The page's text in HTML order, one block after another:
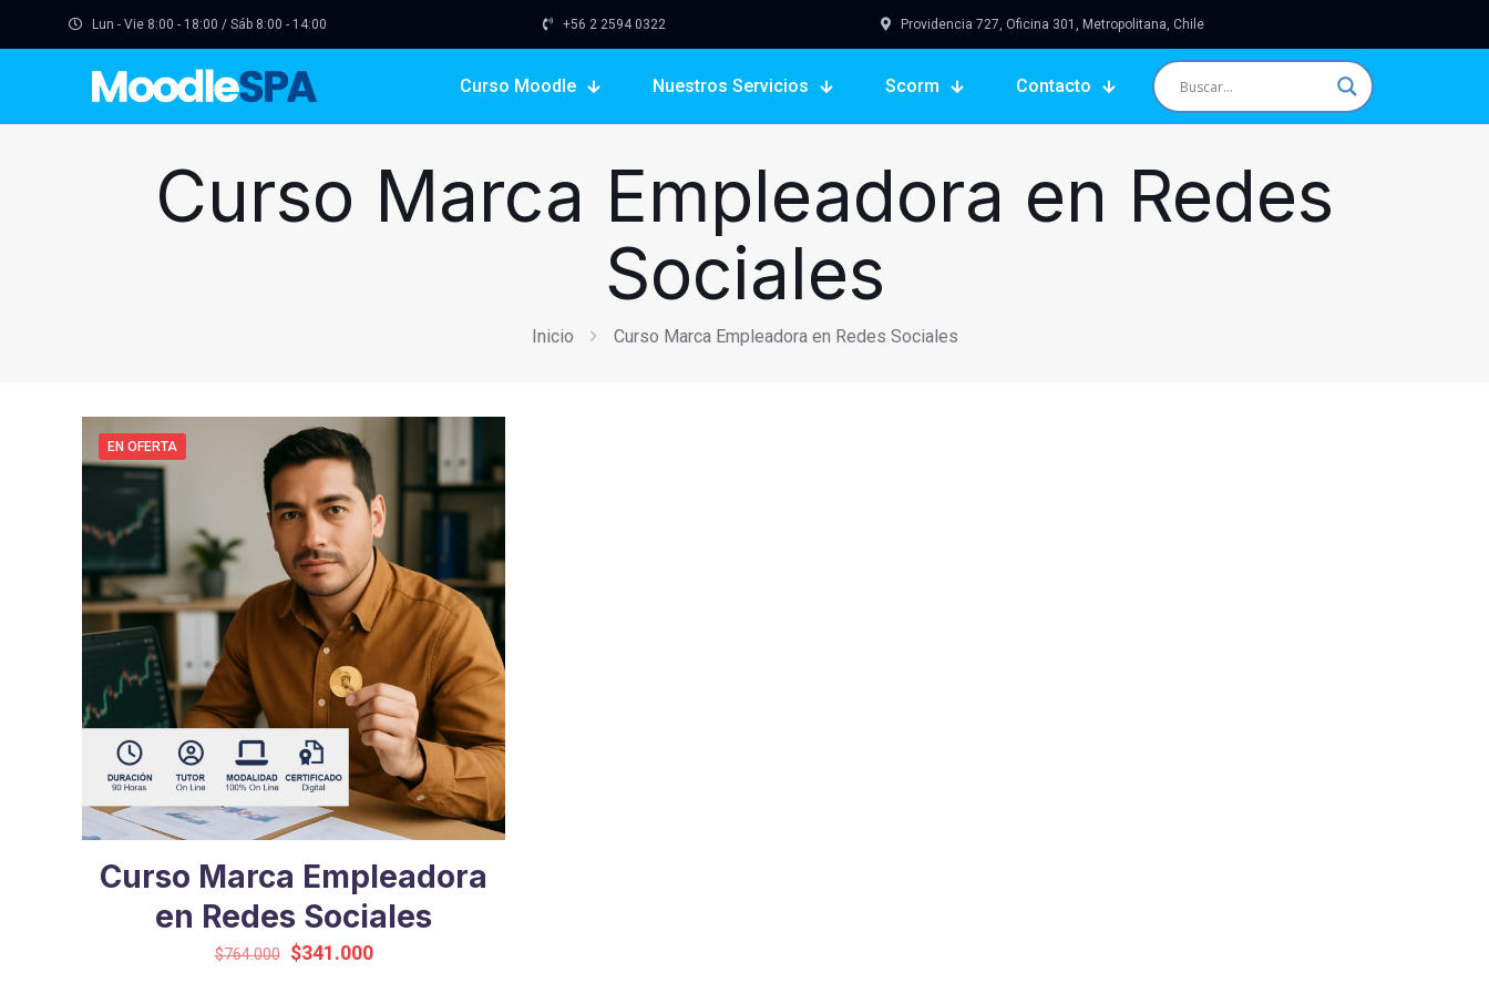
Lun - Vie 8:00 - 18:00 / Sáb 8:00 - 14:00 +56 2 2594 0322 Providencia 727, Oficina 301, Metropolitana, Chile
Curso Moodle Nuestros Servicios Scorm Contacto
Curso Marca Empleadora en Redes
Sociales
Inicio Curso Marca Empleadora en Redes Sociales
EN OFERTA
Curso Marca Empleadora
en Redes Sociales
$764.000
El
$341.000El